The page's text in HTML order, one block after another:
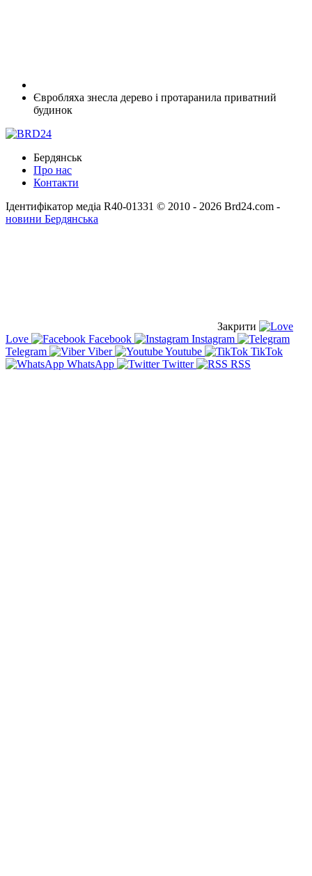
Євробляха знесла дерево і протаранила приватний
будинок
Бердянськ
Про нас
Контакти
Ідентифікатор медіа R40-01331 © 2010 - 2026 Brd24.com -
новини Бердянська
Закрити
Love
Facebook
Instagram
Telegram
Viber Youtube
TikTok
WhatsApp
Twitter RSS